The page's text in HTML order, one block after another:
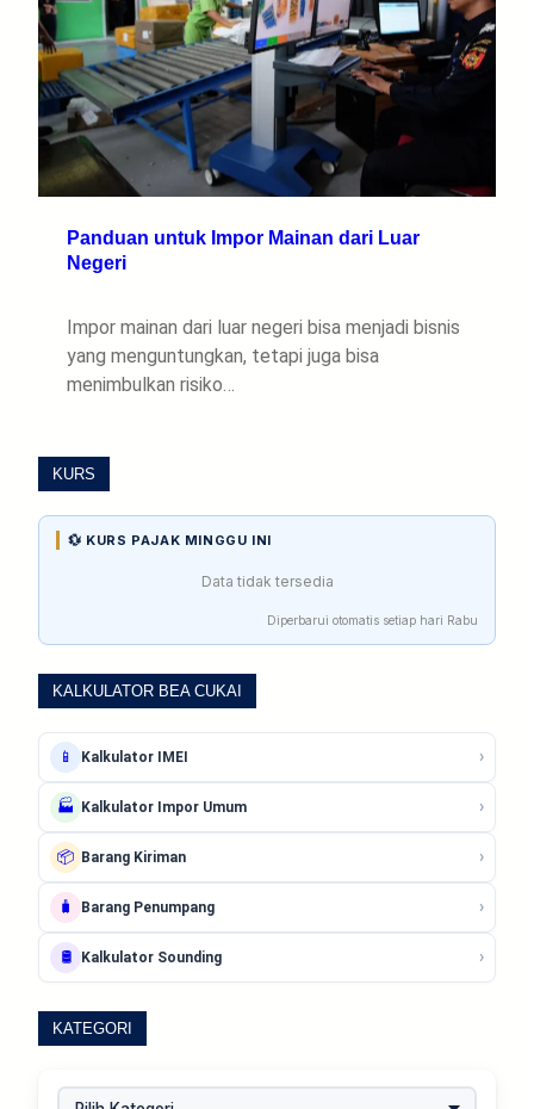
Panduan untuk Impor Mainan dari Luar
Negeri
Impor mainan dari luar negeri bisa menjadi bisnis
yang menguntungkan, tetapi juga bisa
menimbulkan risiko…
KURS
💱 KURS PAJAK MINGGU INI
Data tidak tersedia
Diperbarui otomatis setiap hari Rabu
KALKULATOR BEA CUKAI
📱 Kalkulator IMEI ›
🏭 Kalkulator Impor Umum ›
📦 Barang Kiriman ›
🧳 Barang Penumpang ›
🛢️ Kalkulator Sounding ›
KATEGORI